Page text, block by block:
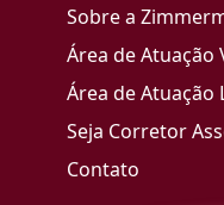
Sobre a
Área de Atuação
Área de Atuação
Seja Corretor
Contato